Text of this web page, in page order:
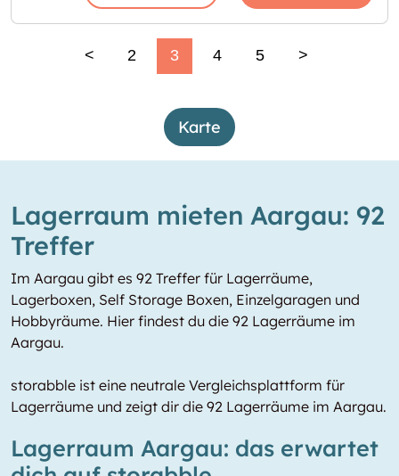
< 2 3 4 5 >
Karte
Lagerraum mieten Aargau: 92
Treffer
Im Aargau gibt es 92 Treffer für Lagerräume,
Lagerboxen, Self Storage Boxen, Einzelgaragen und
Hobbyräume. Hier findest du die 92 Lagerräume im
Aargau.
storabble ist eine neutrale Vergleichsplattform für
Lagerräume und zeigt dir die 92 Lagerräume im Aargau.
Lagerraum Aargau: das erwartet